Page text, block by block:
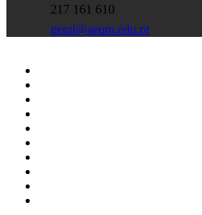
217 161 610
geral@aeqm.edu.pt